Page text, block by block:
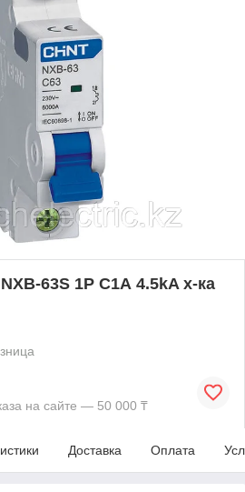
63S 1P C1А 4.5kA х-ка
на сайте — 50 000 ₸
Доставка Оплата